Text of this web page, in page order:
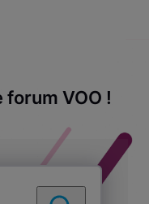
forum VOO !